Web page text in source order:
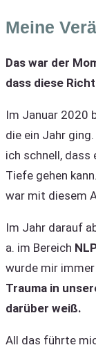
Meine
Das war der
dass diese
Im Januar 2020
die ein Jahr
ich schnell, dass
Tiefe gehen
war mit diesem
Im Jahr darauf
a. im Bereich
wurde mir
Trauma in
darüber weiß.
All das führte